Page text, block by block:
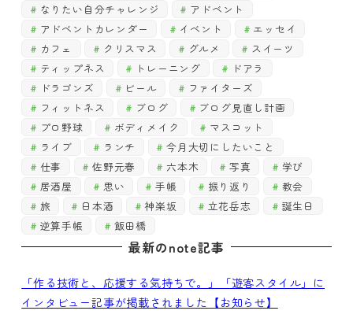
なりたい自分チャレンジ
アドベント
アドベントカレンダー
イベント
エッセイ
カフェ
クリスマス グルメ
スイーツ
ティップネス
トレーニング
ドアラ
ドラゴンズ
ビール
ファイターズ
フィットネス
ブログ
ブログ見直し計画
プロ野球
ボディメイク
マスコット
ライブ
ランチ
今月大切にしたいこと
仕事
佐野元春 六本木 写真
学び
居酒屋
思い 手帳 振り返り
教会
旅
日本酒 神楽坂 立花岳志
誕生日
逆算手帳
飯田橋
最新のnote記事
「作る技術と、応援する気持ちで。」「遊客スタイル」に
インタビュー記事が掲載されました【お知らせ】